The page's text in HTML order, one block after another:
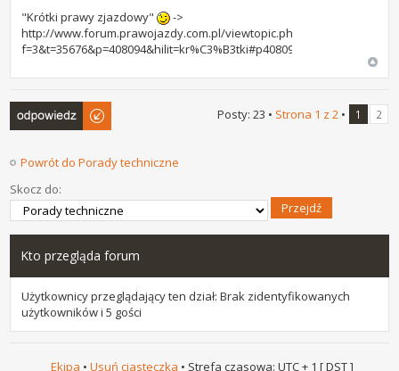
"Krótki prawy zjazdowy"
->
http://www.forum.prawojazdy.com.pl/viewtopic.php?
f=3&t=35676&p=408094&hilit=kr%C3%B3tki#p408094
Odpowiedz Posty: 23 • Strona 1 z 2 • 1 2
Powrót do Porady techniczne
Skocz do:
Kto przegląda forum
Użytkownicy przeglądający ten dział: Brak zidentyfikowanych
użytkowników i 5 gości
Ekipa • Usuń ciasteczka • Strefa czasowa: UTC + 1 [DST]